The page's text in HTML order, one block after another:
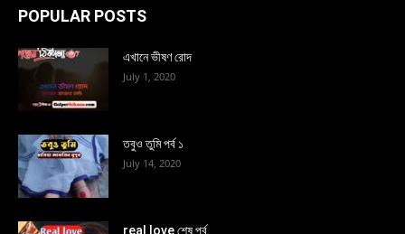
POPULAR POSTS
এখানে ভীষণ রোদ
July 1, 2020
তবুও তুমি পর্ব ১
July 14, 2020
real love শেষ পর্ব